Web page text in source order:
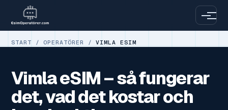
START /OPERATÖRER /VIMLA ESIM
Vimla eSIM – så fungerar
det, vad det kostar och